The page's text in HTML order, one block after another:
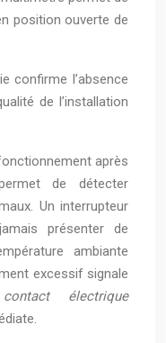
position ouverte de
confirme l’absence
de l’installation
après
de détecter
Un interrupteur
présenter de
ambiante
excessif signale
électrique